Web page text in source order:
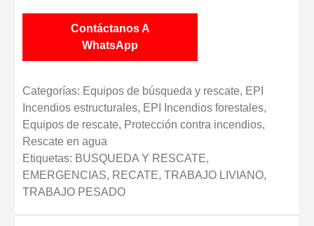
Contáctanos A
WhatsApp
Categorías: Equipos de búsqueda y rescate, EPI
Incendios estructurales, EPI Incendios forestales,
Equipos de rescate, Protección contra incendios,
Rescate en agua
Etiquetas: BUSQUEDA Y RESCATE,
EMERGENCIAS, RECATE,TRABAJO LIVIANO,
TRABAJO PESADO